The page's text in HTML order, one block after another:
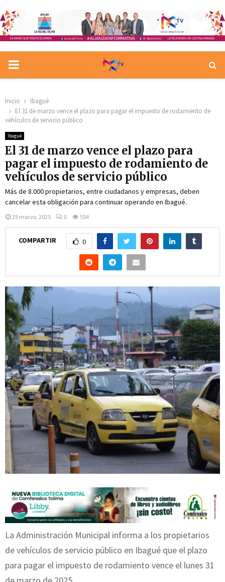
PRIMARY
Inicio
Ibagué
El 31 de marzo vence el plazo para pagar el impuesto de rodamiento de
vehículos de servicio público
Ibagué
El 31 de marzo vence el plazo para
pagar el impuesto de rodamiento de
vehículos de servicio público
Más de 8.000 propietarios, entre ciudadanos y empresas, deben
cancelar esta obligación para continuar operando en Ibagué.
25 marzo, 2025 0 554
COMPARTIR 0
La Administración Municipal informa a los propietarios
de vehículos de servicio público en Ibagué que el plazo
para pagar el impuesto de rodamiento vence el lunes 31